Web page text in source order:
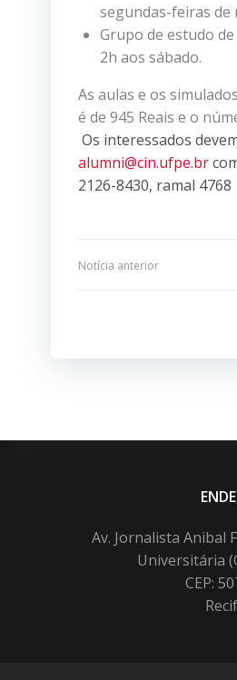
segundas-feiras de
Grupo de estudo
2h aos sábado.
As aulas e os
é de 945 Reais e o
Os interessados
alumni@cin.ufpe.br
2126-8430, ramal
Navegação
Post
Notícia anterior
Av. Jornalista Anibal
Universitária
CEP: